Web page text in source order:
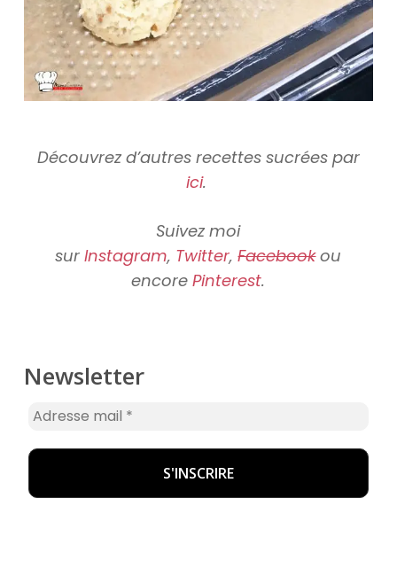
Découvrez d’autres recettes sucrées par
ici.
Suivez moi
surInstagram, Twitter,Facebookou
encorePinterest.
Newsletter